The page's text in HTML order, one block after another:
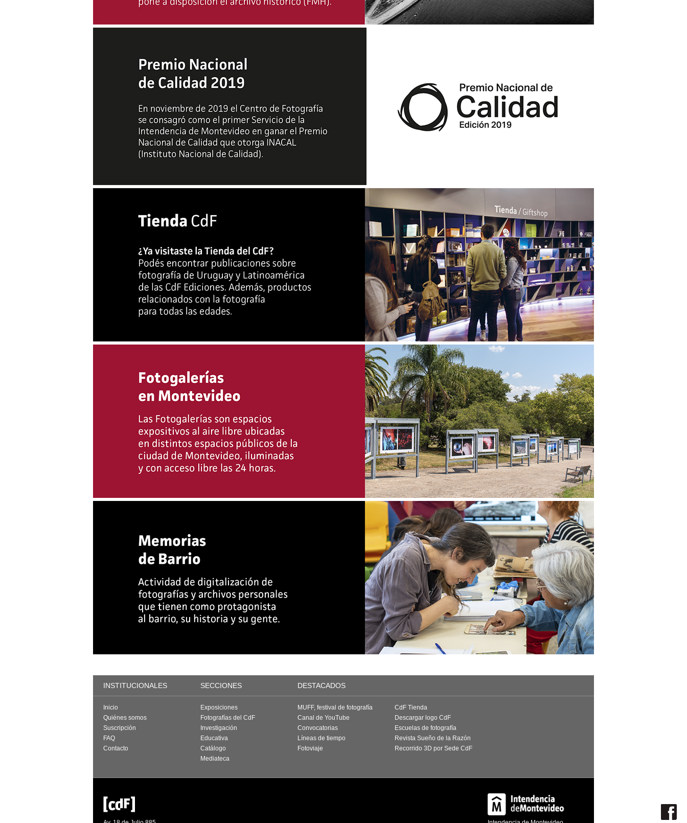
INSTITUCIONALES SECCIONES DESTACADOS
Inicio
Quiénes somos
Suscripción
FAQ
Contacto
Exposiciones
Fotografías del CdF
Investigación
Educativa
Catálogo
Mediateca
MUFF, festival de fotografía
Canal de YouTube
Convocatorias
Líneas de tiempo
Fotoviaje
CdF Tienda
Descargar logo CdF
Escuelas de fotografía
Revista Sueño de la Razón
Recorrido 3D por Sede CdF